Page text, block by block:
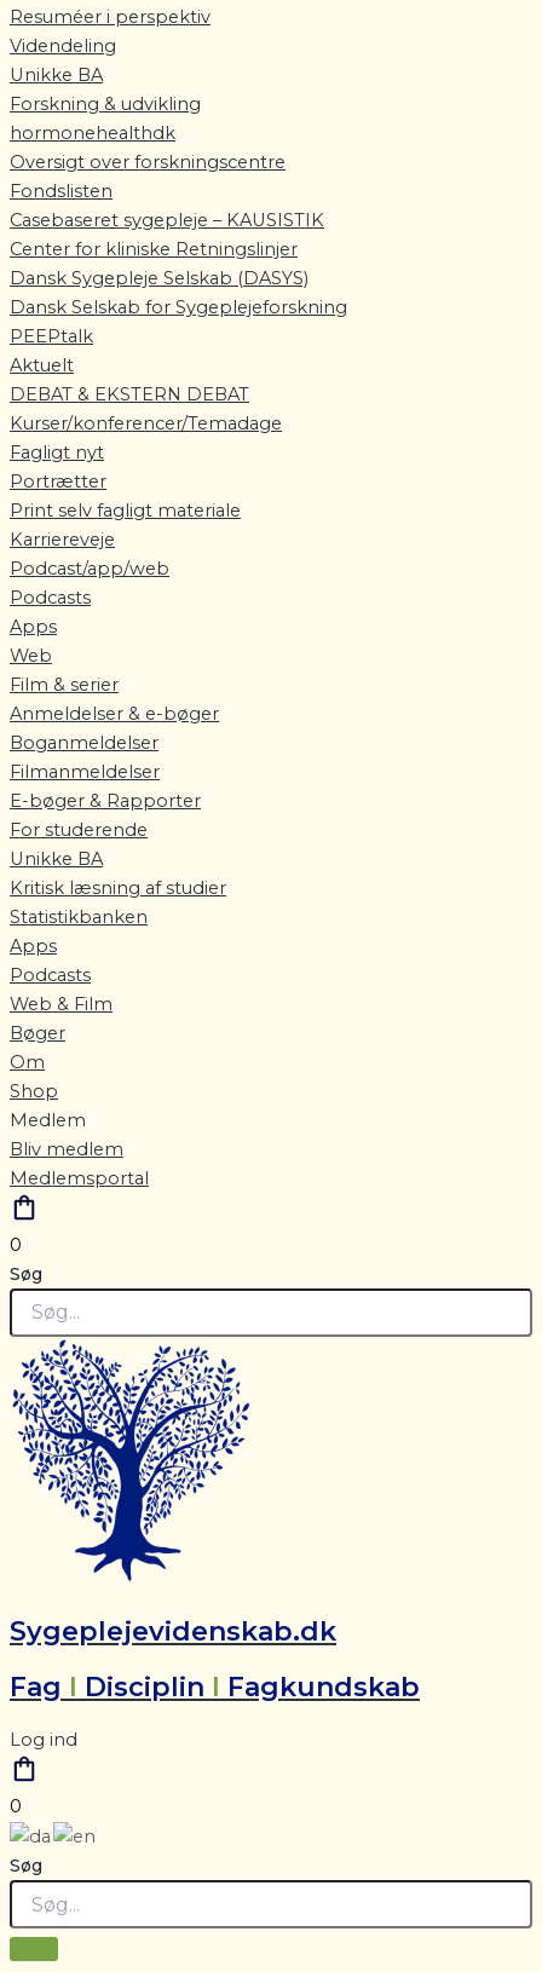
Resuméer i perspektiv
Videndeling
Unikke BA
Forskning & udvikling
hormonehealthdk
Oversigt over forskningscentre
Fondslisten
Casebaseret sygepleje – KAUSISTIK
Center for kliniske Retningslinjer
Dansk Sygepleje Selskab (DASYS)
Dansk Selskab for Sygeplejeforskning
PEEPtalk
Aktuelt
DEBAT & EKSTERN DEBAT
Kurser/konferencer/Temadage
Fagligt nyt
Portrætter
Print selv fagligt materiale
Karriereveje
Podcast/app/web
Podcasts
Apps
Web
Film & serier
Anmeldelser & e-bøger
Boganmeldelser
Filmanmeldelser
E-bøger & Rapporter
For studerende
Unikke BA
Kritisk læsning af studier
Statistikbanken
Apps
Podcasts
Web & Film
Bøger
Om
Shop
Medlem
Bliv medlem
Medlemsportal
0
Søg
Sygeplejevidenskab.dk
Fag I Disciplin I Fagkundskab
Log ind
0
Søg